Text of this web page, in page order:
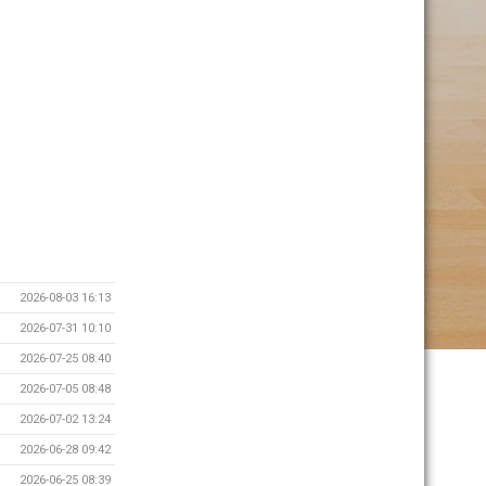
2026-08-03 16:13
2026-07-31 10:10
2026-07-25 08:40
2026-07-05 08:48
2026-07-02 13:24
2026-06-28 09:42
2026-06-25 08:39